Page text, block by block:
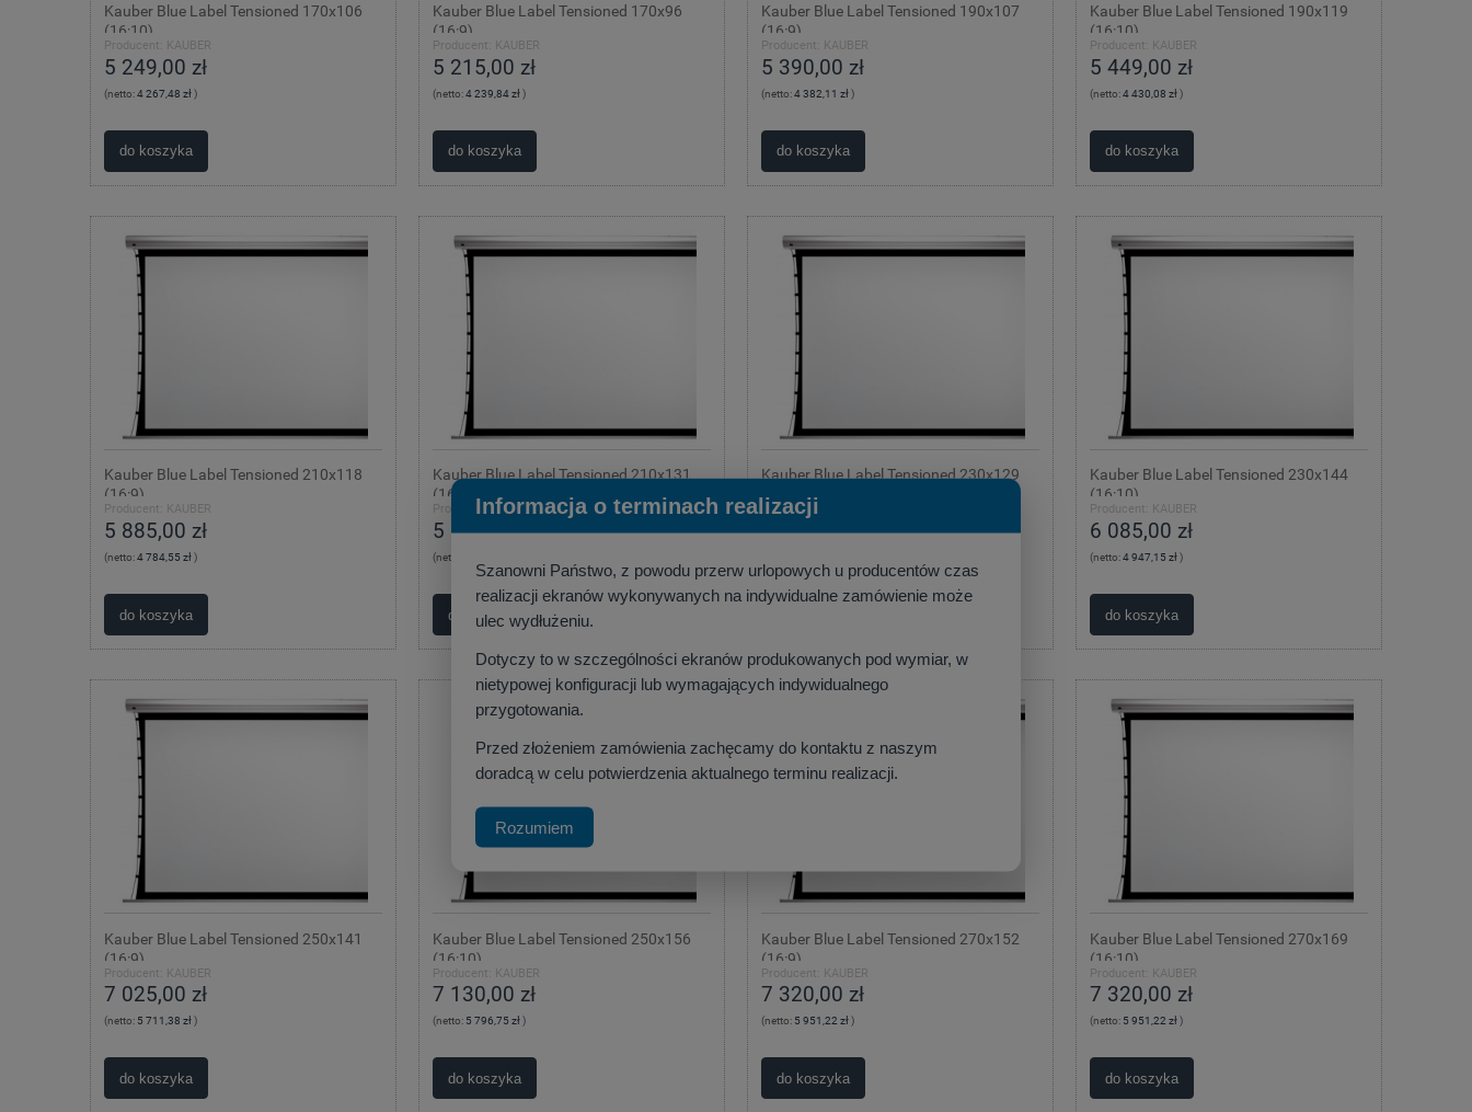
Kauber Blue Label Tensioned 170x106
(16:10)
Producent: KAUBER
5 249,00 zł
(netto:4 267,48 zł)
do koszyka
Kauber Blue Label Tensioned 170x96
(16:9)
Producent: KAUBER
5 215,00 zł
(netto:4 239,84 zł)
do koszyka
Kauber Blue Label Tensioned 190x107
(16:9)
Producent: KAUBER
5 390,00 zł
(netto:4 382,11 zł)
do koszyka
Kauber Blue Label Tensioned 190x119
(16:10)
Producent: KAUBER
5 449,00 zł
(netto:4 430,08 zł)
do koszyka
Kauber Blue Label Tensioned 210x118
(16:9)
Producent: KAUBER
5 885,00 zł
(netto:4 784,55 zł)
do koszyka
Kauber Blue Label Tensioned 210x131
(16:10)
Producent: KAUBER
5 880,00 zł
(netto:
do koszyka
Kauber Blue Label Tensioned 230x129
(16:9)
Producent:
6 085,00 zł
Kauber Blue Label Tensioned 230x144
(16:10)
Producent: KAUBER
6 085,00 zł
(netto:4 947,15 zł)
do koszyka
Kauber Blue Label Tensioned 250x141
(16:9)
Producent: KAUBER
7 025,00 zł
(netto: 5 711,38 zł)
do koszyka
Kauber Blue Label Tensioned 250x156
(16:10)
Producent: KAUBER
7 130,00 zł
(netto: 5 796,75 zł)
do koszyka
Kauber Blue Label Tensioned 270x152
(16:9)
Producent: KAUBER
7 320,00 zł
(netto: 5 951,22 zł)
do koszyka
Kauber Blue Label Tensioned 270x169
(16:10)
Producent: KAUBER
7 320,00 zł
(netto: 5 951,22 zł)
do koszyka
Informacja o terminach realizacji
Szanowni Państwo, z powodu przerw urlopowych u producentów czas
realizacji ekranów wykonywanych na indywidualne zamówienie może
ulec wydłużeniu.
Dotyczy to w szczególności ekranów produkowanych pod wymiar, w
nietypowej konfiguracji lub wymagających indywidualnego
przygotowania.
Przed złożeniem zamówienia zachęcamy do kontaktu z naszym
doradcą w celu potwierdzenia aktualnego terminu realizacji.
Rozumiem